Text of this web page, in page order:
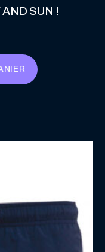
SUN !